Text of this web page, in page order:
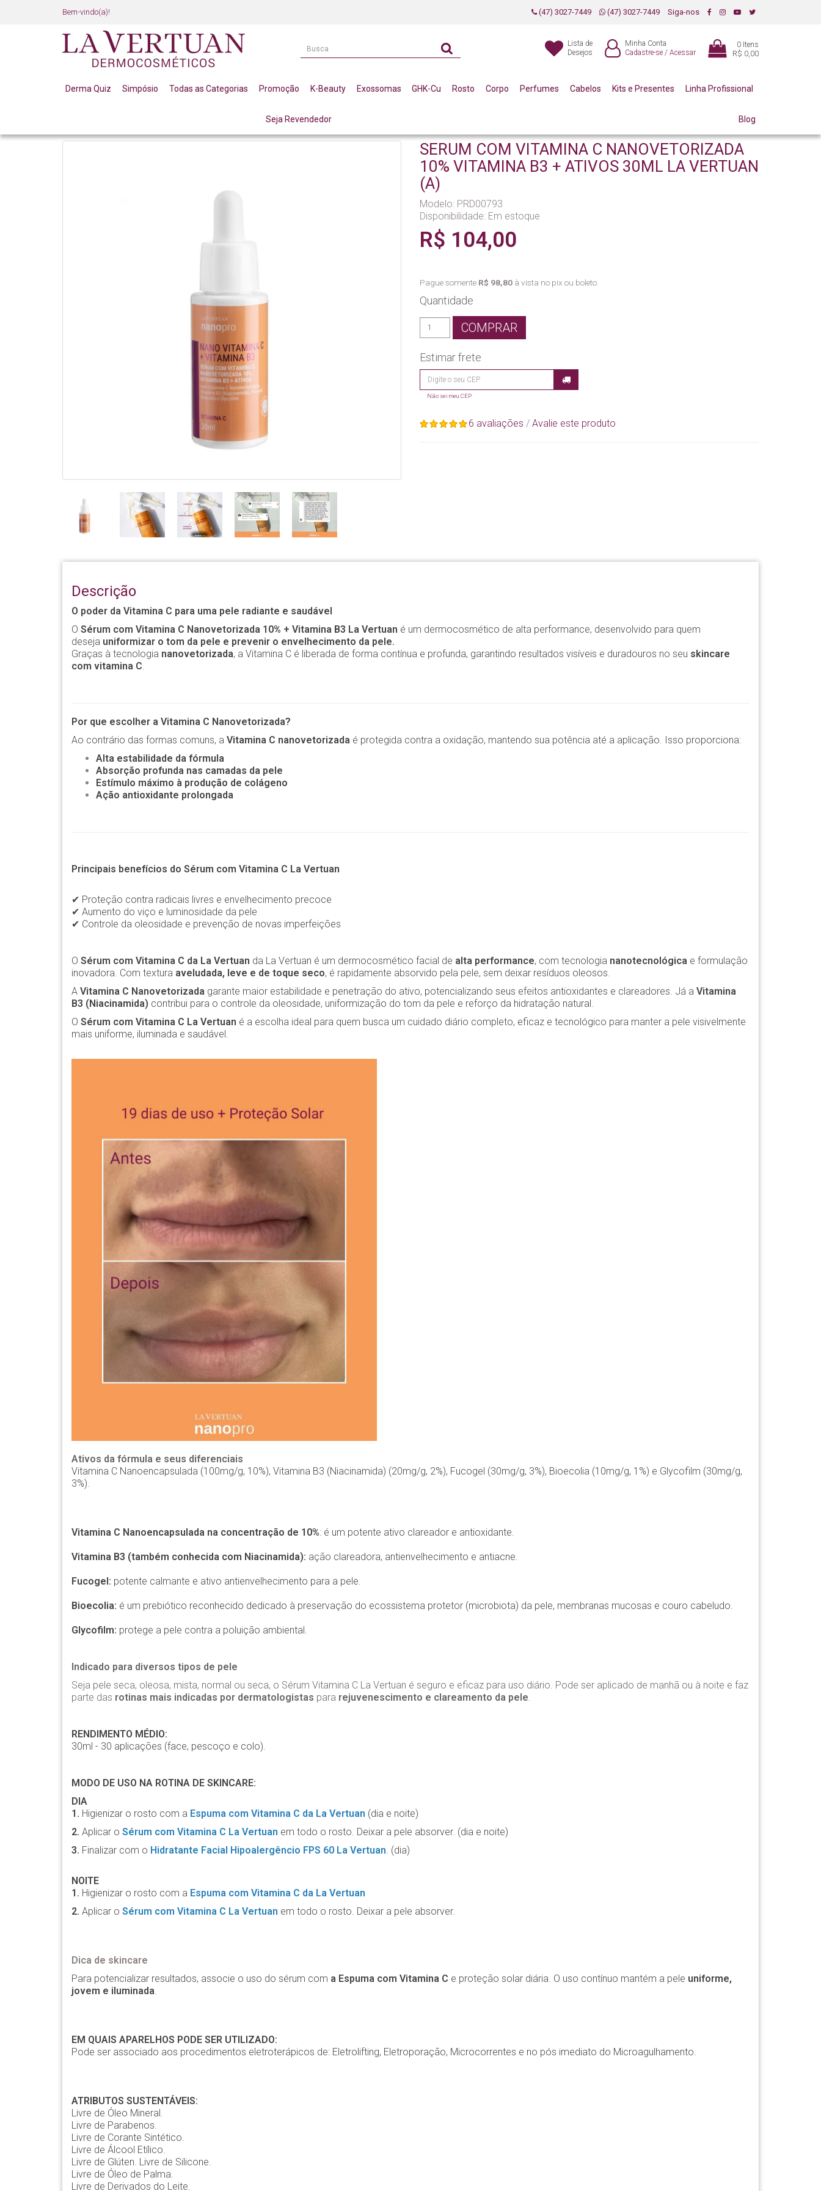
Bem-vindo(a)! (47) 3027-7449 (47) 3027-7449 Siga-nos
Lista de
Desejos
Minha Conta
Cadastre-se / Acessar
0 Itens
R$ 0,00
Derma Quiz Simpósio Todas as Categorias Promoção K-Beauty Exossomas GHK-Cu Rosto Corpo Perfumes Cabelos Kits e Presentes Linha Profissional
Seja Revendedor Blog
SERUM COM VITAMINA C NANOVETORIZADA 10% VITAMINA B3 + ATIVOS 30ML LA VERTUAN (A)
SERUM COM VITAMINA C NANOVETORIZADA
10% VITAMINA B3 + ATIVOS 30ML LA VERTUAN
(A)
Modelo: PRD00793
Disponibilidade: Em estoque
R$ 104,00
Pague somente R$ 98,80 à vista no pix ou boleto.
Quantidade
COMPRAR
Estimar frete
Não sei meu CEP
6 avaliações / Avalie este produto
Descrição
O poder da Vitamina C para uma pele radiante e saudável
O Sérum com Vitamina C Nanovetorizada 10% + Vitamina B3 La Vertuan é um dermocosmético de alta performance, desenvolvido para quem
deseja uniformizar o tom da pele e prevenir o envelhecimento da pele.
Graças à tecnologia nanovetorizada, a Vitamina C é liberada de forma contínua e profunda, garantindo resultados visíveis e duradouros no seu skincare
com vitamina C.
Por que escolher a Vitamina C Nanovetorizada?
Ao contrário das formas comuns, a Vitamina C nanovetorizada é protegida contra a oxidação, mantendo sua potência até a aplicação. Isso proporciona:
Alta estabilidade da fórmula
Absorção profunda nas camadas da pele
Estímulo máximo à produção de colágeno
Ação antioxidante prolongada
Principais benefícios do Sérum com Vitamina C La Vertuan
✔ Proteção contra radicais livres e envelhecimento precoce
✔ Aumento do viço e luminosidade da pele
✔ Controle da oleosidade e prevenção de novas imperfeições
O Sérum com Vitamina C da La Vertuan da La Vertuan é um dermocosmético facial de alta performance, com tecnologia nanotecnológica e formulação
inovadora. Com textura aveludada, leve e de toque seco, é rapidamente absorvido pela pele, sem deixar resíduos oleosos.
A Vitamina C Nanovetorizada garante maior estabilidade e penetração do ativo, potencializando seus efeitos antioxidantes e clareadores. Já a Vitamina
B3 (Niacinamida) contribui para o controle da oleosidade, uniformização do tom da pele e reforço da hidratação natural.
O Sérum com Vitamina C La Vertuan é a escolha ideal para quem busca um cuidado diário completo, eficaz e tecnológico para manter a pele visivelmente
mais uniforme, iluminada e saudável.
Ativos da fórmula e seus diferenciais
Vitamina C Nanoencapsulada (100mg/g, 10%), Vitamina B3 (Niacinamida) (20mg/g, 2%), Fucogel (30mg/g, 3%), Bioecolia (10mg/g, 1%) e Glycofilm (30mg/g,
3%).
Vitamina C Nanoencapsulada na concentração de 10%: é um potente ativo clareador e antioxidante.
Vitamina B3 (também conhecida com Niacinamida): ação clareadora, antienvelhecimento e antiacne.
Fucogel: potente calmante e ativo antienvelhecimento para a pele.
Bioecolia: é um prebiótico reconhecido dedicado à preservação do ecossistema protetor (microbiota) da pele, membranas mucosas e couro cabeludo.
Glycofilm: protege a pele contra a poluição ambiental.
Indicado para diversos tipos de pele
Seja pele seca, oleosa, mista, normal ou seca, o Sérum Vitamina C La Vertuan é seguro e eficaz para uso diário. Pode ser aplicado de manhã ou à noite e faz
parte das rotinas mais indicadas por dermatologistas para rejuvenescimento e clareamento da pele.
RENDIMENTO MÉDIO:
30ml - 30 aplicações (face, pescoço e colo).
MODO DE USO NA ROTINA DE SKINCARE:
DIA
1. Higienizar o rosto com a Espuma com Vitamina C da La Vertuan (dia e noite)
2. Aplicar o Sérum com Vitamina C La Vertuan em todo o rosto. Deixar a pele absorver. (dia e noite)
3. Finalizar com o Hidratante Facial Hipoalergêncio FPS 60 La Vertuan. (dia)
NOITE
1. Higienizar o rosto com a Espuma com Vitamina C da La Vertuan
2. Aplicar o Sérum com Vitamina C La Vertuan em todo o rosto. Deixar a pele absorver.
Dica de skincare
Para potencializar resultados, associe o uso do sérum com a Espuma com Vitamina C e proteção solar diária. O uso contínuo mantém a pele uniforme,
jovem e iluminada.
EM QUAIS APARELHOS PODE SER UTILIZADO:
Pode ser associado aos procedimentos eletroterápicos de: Eletrolifting, Eletroporação, Microcorrentes e no pós imediato do Microagulhamento.
ATRIBUTOS SUSTENTÁVEIS:
Livre de Óleo Mineral.
Livre de Parabenos.
Livre de Corante Sintético.
Livre de Álcool Etílico.
Livre de Glúten. Livre de Silicone.
Livre de Óleo de Palma.
Livre de Derivados do Leite.